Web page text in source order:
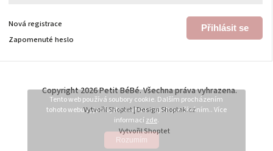
Tento web používá soubory cookie. Dalším procházením
tohoto webu vyjadřujete souhlas s jejich používáním.. Více
informacízde.
Rozumím
Přihlásit se
Nová registrace
Zapomenuté heslo
Vytvořil Shoptet
Copyright 2026Petit BéBé. Všechna práva vyhrazena.
VytvořilShoptet| DesignShoptak.cz